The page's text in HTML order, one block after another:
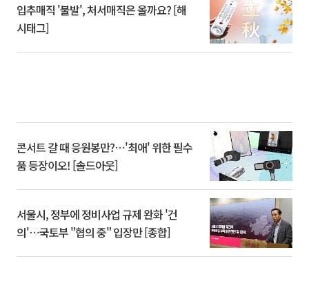
입추매직 '불발', 처서매직은 올까요? [해
시태그]
콘서트 갈 때 응원봉만?⋯'최애' 위한 필수
품 등장이오! [솔드아웃]
서울시, 정부에 정비사업 규제 완화 '건
의'⋯국토부 "협의 중" 입장만 [종합]